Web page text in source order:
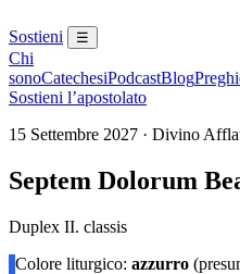
Sostieni ☰
Chi
sonoCatechesiPodcastBlog
Sostieni l’apostolato
15 Settembre 2027 · Divino
Septem Dolorum
Duplex II. classis
Colore liturgico: azzurro